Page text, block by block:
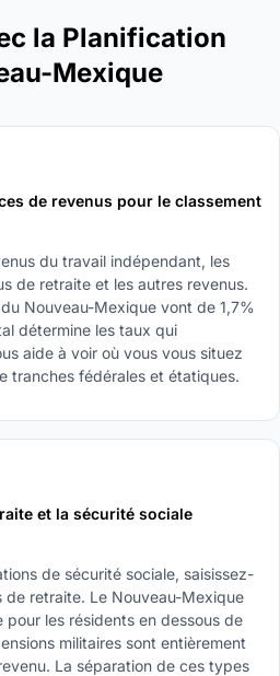
la Planification
Mexique
de revenus pour le classement
du travail indépendant, les
de retraite et les autres revenus.
Nouveau-Mexique vont de 1,7%
détermine les taux qui
aide à voir où vous vous situez
tranches fédérales et étatiques.
et la sécurité sociale
de sécurité sociale, saisissez-
de retraite. Le Nouveau-Mexique
les résidents en dessous de
militaires sont entièrement
La séparation de ces types